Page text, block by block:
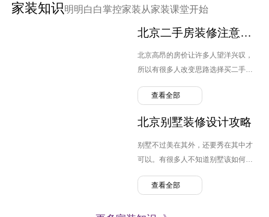
家装知识明明白白掌控家装从家装课堂开始
北京二手房装修注意要点
北京高昂的房价让许多人望洋兴叹，
所以有很多人改变思路选择买二手
修设计可能并不是自己喜欢的风格，
二手房装修需要注意哪几点呢？
查看全部
北京别墅装修设计攻略
别墅不过美在其外，还要秀在其中才
可以。有很多人不知道别墅该如何装
修设计需要注意什么呢？有哪些问题
查看全部